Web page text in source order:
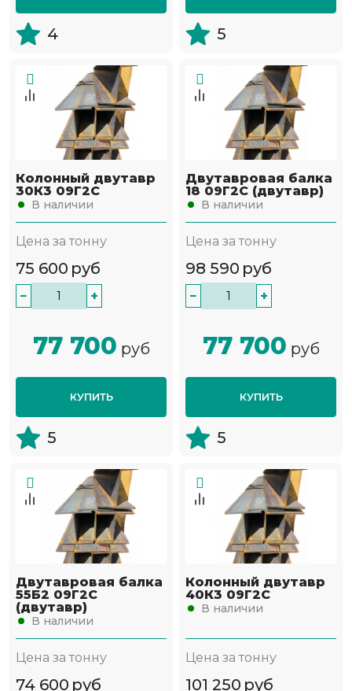
4 5
Колонный двутавр
30К3 09Г2С
В наличии
Цена за тонну
75 600 руб
− +
77 700 руб
КУПИТЬ
5
Двутавровая балка
18 09Г2С (двутавр)
В наличии
Цена за тонну
98 590 руб
− +
77 700 руб
КУПИТЬ
5
Двутавровая балка
55Б2 09Г2С
(двутавр)
В наличии
Цена за тонну
74 600 руб
Колонный двутавр
40К3 09Г2С
В наличии
Цена за тонну
101 250 руб